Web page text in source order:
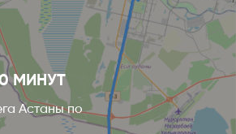
МИНУТ
Астаны по